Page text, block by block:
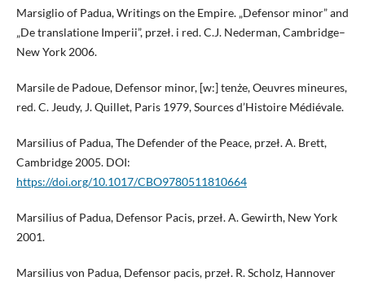
Marsiglio of Padua, Writings on the Empire. „Defensor minor” and
„De translatione Imperii”, przeł. i red. C.J. Nederman, Cambridge–
New York 2006.
Marsile de Padoue, Defensor minor, [w:] tenże, Oeuvres mineures,
red. C. Jeudy, J. Quillet, Paris 1979, Sources d’Histoire Médiévale.
Marsilius of Padua, The Defender of the Peace, przeł. A. Brett,
Cambridge 2005. DOI:
https://doi.org/10.1017/CBO9780511810664
Marsilius of Padua, Defensor Pacis, przeł. A. Gewirth, New York
2001.
Marsilius von Padua, Defensor pacis, przeł. R. Scholz, Hannover